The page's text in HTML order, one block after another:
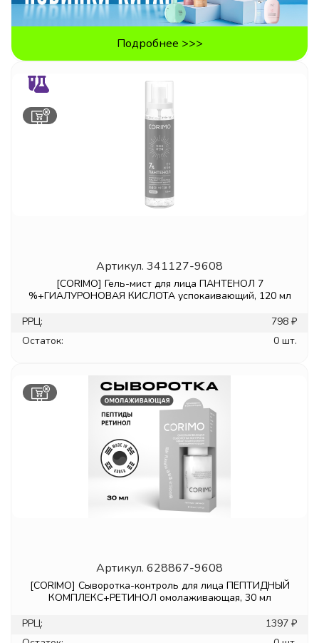
Подробнее >>>
Артикул. 341127-9608
[CORIMO] Гель-мист для лица ПАНТЕНОЛ 7
%+ГИАЛУРОНОВАЯ КИСЛОТА успокаивающий, 120 мл
РРЦ:
798 ₽
Остаток:
0 шт.
Артикул. 628867-9608
[CORIMO] Сыворотка-контроль для лица ПЕПТИДНЫЙ
КОМПЛЕКС+РЕТИНОЛ омолаживающая, 30 мл
РРЦ:
1397 ₽